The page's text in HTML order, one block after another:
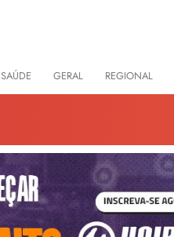
SAÚDE GERAL REGIONAL